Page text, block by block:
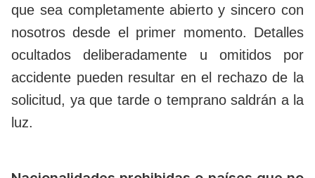
que sea completamente abierto y sincero con
nosotros desde el primer momento. Detalles
ocultados deliberadamente u omitidos por
accidente pueden resultar en el rechazo de la
solicitud, ya que tarde o temprano saldrán a la
luz.